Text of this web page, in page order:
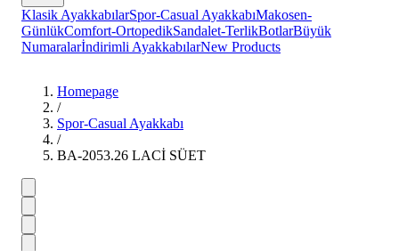
Klasik AyakkabılarSpor-Casual AyakkabıMakosen-
GünlükComfort-OrtopedikSandalet-TerlikBotlarBüyük
Numaralarİndirimli AyakkabılarNew Products
Homepage
/
Spor-Casual Ayakkabı
/
BA-2053.26 LACİ SÜET